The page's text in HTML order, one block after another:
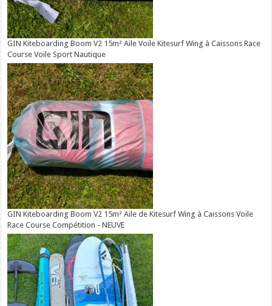
GIN Kiteboarding Boom V2 15m² Aile Voile Kitesurf Wing à Caissons Race
Course Voile Sport Nautique
GIN Kiteboarding Boom V2 15m² Aile de Kitesurf Wing à Caissons Voile
Race Course Compétition - NEUVE